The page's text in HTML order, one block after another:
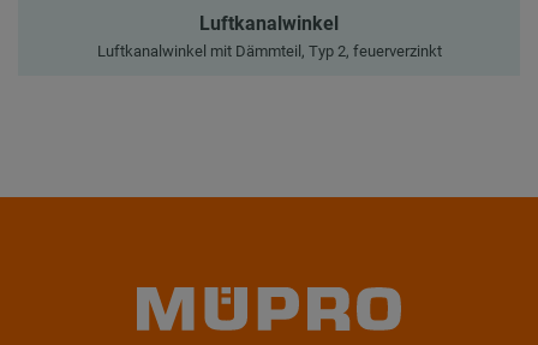
Luftkanalwinkel
Luftkanalwinkel mit Dämmteil, Typ 2, feuerverzinkt